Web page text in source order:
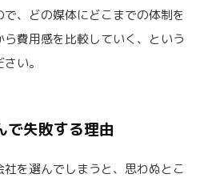
、どの媒体にどこまでの体制を
費用感を比較していく、という
い。
失敗する理由
を選んでしまうと、思わぬとこ